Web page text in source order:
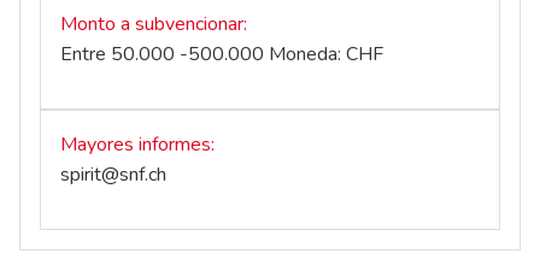
Monto a subvencionar
Entre 50.000 -500.000 Moneda: CHF
Mayores informes
spirit@snf.ch